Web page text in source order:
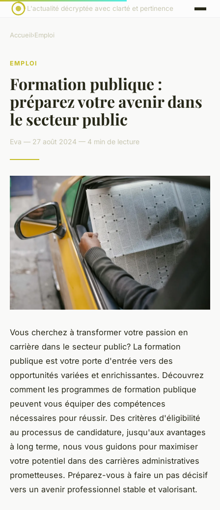
L'actualité décryptée avec clarté et pertinence
Accueil›Emploi
EMPLOI
Formation publique :
préparez votre avenir dans
le secteur public
Eva — 27 août 2024 — 4 min de lecture
Vous cherchez à transformer votre passion en
carrière dans le secteur public? La formation
publique est votre porte d'entrée vers des
opportunités variées et enrichissantes. Découvrez
comment les programmes de formation publique
peuvent vous équiper des compétences
nécessaires pour réussir. Des critères d'éligibilité
au processus de candidature, jusqu'aux avantages
à long terme, nous vous guidons pour maximiser
votre potentiel dans des carrières administratives
prometteuses. Préparez-vous à faire un pas décisif
vers un avenir professionnel stable et valorisant.